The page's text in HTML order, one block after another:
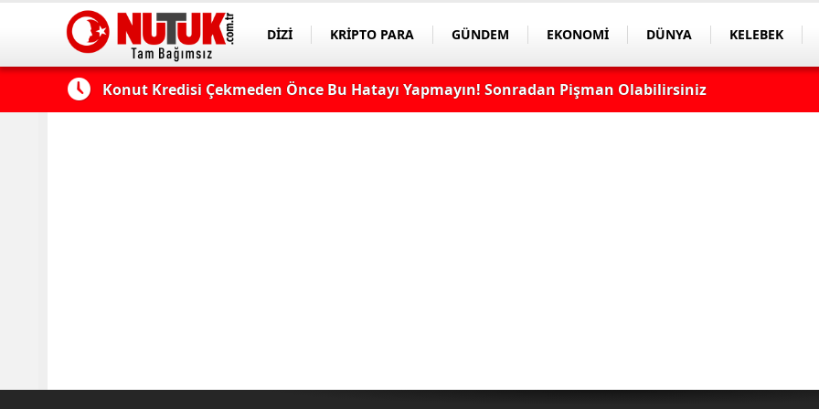
DİZİ KRİPTO PARA GÜNDEM EKONOMİ DÜNYA KELEBEK
Edilmeli? Konut Kredisi Çekmeden Önce Bu Hatayı Yapmayın! Sonradan Pişman Olabilirsiniz